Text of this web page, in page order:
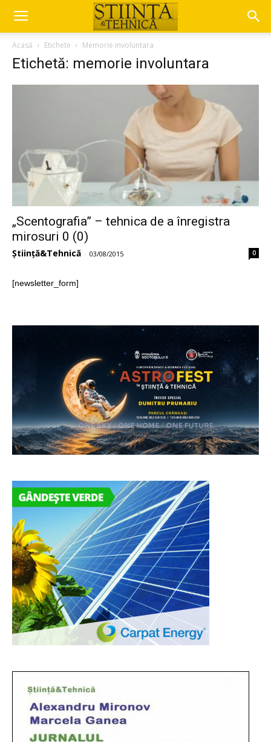
Acasă Etichete Memorie involuntara
Etichetă: memorie involuntara
„Scentografia” – tehnica de a înregistra
mirosuri 0 (0)
Știință&Tehnică - 03/08/2015 0
[newsletter_form]